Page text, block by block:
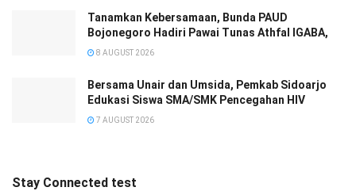
Tanamkan Kebersamaan, Bunda PAUD
Bojonegoro Hadiri Pawai Tunas Athfal IGABA,
8 AUGUST 2026
Bersama Unair dan Umsida, Pemkab Sidoarjo
Edukasi Siswa SMA/SMK Pencegahan HIV
7 AUGUST 2026
Stay Connected test